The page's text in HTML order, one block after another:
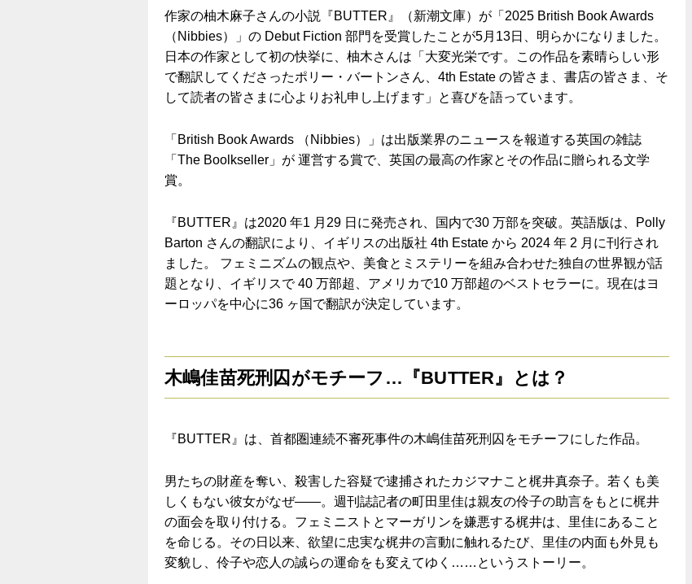
作家の柚木麻子さんの小説『BUTTER 』（新潮文庫）が「 2025 British Book Awards
（ Nibbies）」の Debut Fiction 部門を受賞したことが5月 13日、明らかになりました。
日本の作家として初の快挙に、柚木さんは「大変光栄です。この作品を素晴らしい形
で翻訳してくださったポリー・バートンさん、 4th Estate の皆さ ま、書店の皆さま、そ
して読者の皆さまに心よりお礼申し上げます」と喜びを語っています。
「 British Book Awards （ Nibbies）」は出版業界のニュースを報道する英国の雑誌
「 The Boolkseller 」が 運営する賞で、英国の最高の作家とその作品に贈られる文学
賞。
『BUTTER 』は2020 年1 月 29 日に発売され、国内で30 万部を突破。英語版は、
Polly
Barton さんの翻訳により、イギリスの出版社 4th Estate から 2024 年 2 月に刊行され
ました。
フェミニズムの観点や、美食とミステリーを組み合わせた独自の世界観が話
題となり
、イギリスで40 万部超、アメリカで10 万部超のベストセラーに。 現在はヨ
ーロッパを中心に36 ヶ国で翻訳が決定しています。
木嶋佳苗死刑囚がモチーフ… 『BUTTER』とは？
『BUTTER 』は、 首都圏連続不審死事件の木嶋佳苗死刑囚をモチーフにした作品。
男たちの財産を奪い、殺害した容疑で逮捕されたカジマナこと梶井真奈子。若くも美
しくもない彼女がなぜ――。週刊誌記者の町田里佳は親友の伶子の助言をもとに梶井
の面会を取り付ける。フェミニストとマーガリンを嫌悪する梶井は、里佳にあること
を命じる。その日以来、欲望に忠実な梶井の言動に触れるたび、里佳の内面も外見も
変貌し、伶子や恋人の誠らの運命をも変えてゆく …… というストーリー。